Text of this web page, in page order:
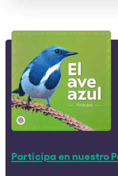
Participa en nuestro